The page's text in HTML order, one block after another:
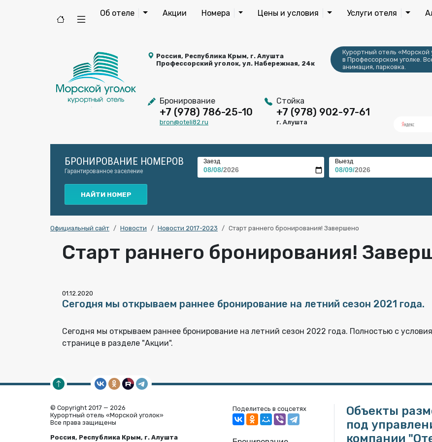
Об отеле Акции Номера Цены и условия Услуги отеля
Россия, Республика Крым, г. Алушта
Профессорский уголок, ул. Набережная, 24к
Курортный отель «Морской
в Профессорском уголке.
анимация, парковка.
Бронирование
+7 (978) 786-25-10
bron@oteli82.ru
Стойка
+7 (978) 902-97-61
г. Алушта
БРОНИРОВАНИЕ НОМЕРОВ
Гарантированное заселение
Заезд Выезд
Официальный сайт Новости Новости 2017-2023 Старт раннего бронирования! Завершено
Старт раннего бронирования!
01.12.2020
Сегодня мы открываем раннее бронирование на летний сезон 2021 года.
Сегодня мы открываем раннее бронирование на летний сезон 2022 года. Полностью с
странице в разделе "Акции".
© Copyright 2017 — 2026
Курортный отель «Морской уголок»
Все права защищены
Россия, Республика Крым, г. Алушта
Поделитесь в соцсетях
Объекты
под
компании